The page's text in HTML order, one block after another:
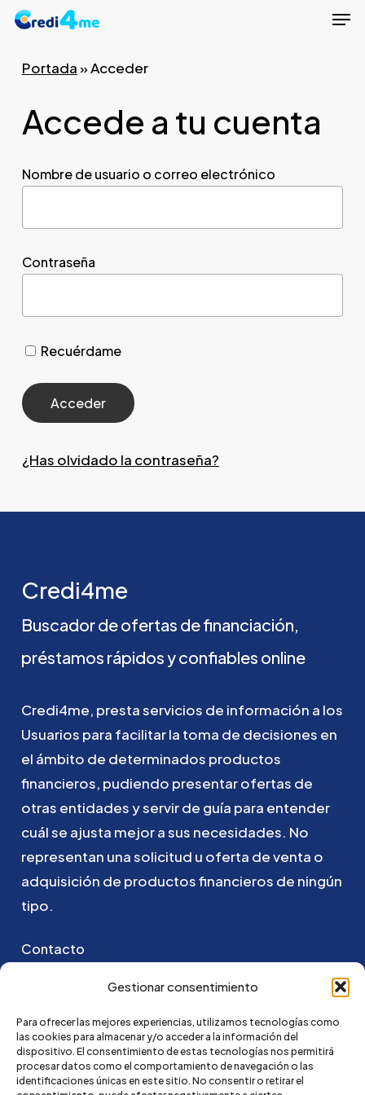
Gestionar consentimiento
Para ofrecer las mejores experiencias, utilizamos tecnologías como
las cookies para almacenar y/o acceder a la información del
dispositivo. El consentimiento de estas tecnologías nos permitirá
procesar datos como el comportamiento de navegación o las
identificaciones únicas en este sitio. No consentir o retirar el
Skip
mainPortada»Acceder
Accede a tu cuenta
Nombre de usuario o correo electrónico
Contraseña
Recuérdame
¿Has olvidado la contraseña?
Credi4me
Buscadordeofertas definanciación,
préstamos rápidosyconfiables online
Credi4me, prestaservicios de información a los
Usuarios para facilitarla toma de decisiones en
el ámbito de determinados productos
financieros, pudiendo presentarofertas de
otras entidadesyservirde guía para entender
cuálse ajusta mejorasus necesidades. No
representan unasolicitud u oferta deventa o
adquisición de productosfinancieros de ningún
tipo.
Contacto
Puedes ponerte en contacto con nosotros
hola@credi4me.com